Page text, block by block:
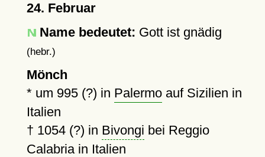
24. Februar
Name bedeutet: Gott ist gnädig
(hebr.)
Mönch
* um 995 (?) in Palermoauf Sizilien in
Italien
† 1054 (?) in Bivongi bei Reggio
Calabria in Italien